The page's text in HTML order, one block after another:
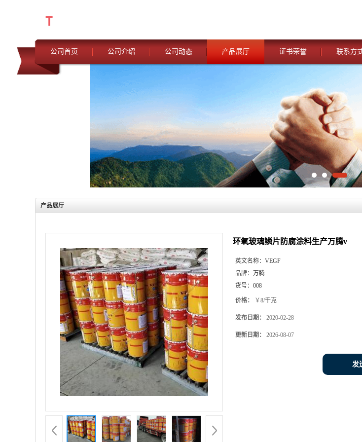
公司首页 公司介绍 公司动态 产品展厅 证书荣誉 联系方
产品展厅
环氧玻璃鳞片防腐涂料生产万腾v
英文名称： VEGF
品牌： 万腾
货号： 008
价格： ￥8/千克
发布日期： 2020-02-28
更新日期： 2026-08-07
发